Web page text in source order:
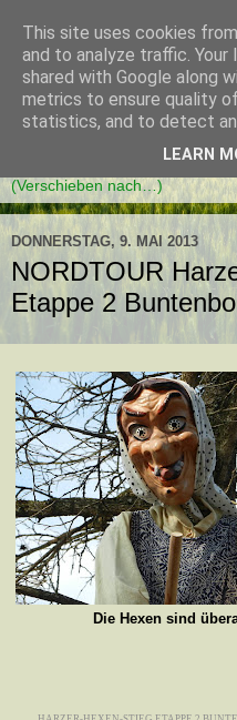
DONNERSTAG, 9. MAI 2013
NORDTOUR
Etappe 2
Die Hexen sind
This site uses cookies
and to analyze traffic. Your
shared with Google along
metrics to ensure quality
statistics, and to detect
LEARN